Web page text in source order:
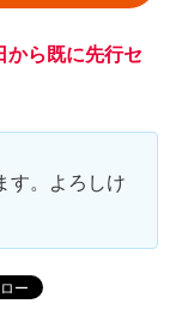
ら既に先行セ
す。よろしけ